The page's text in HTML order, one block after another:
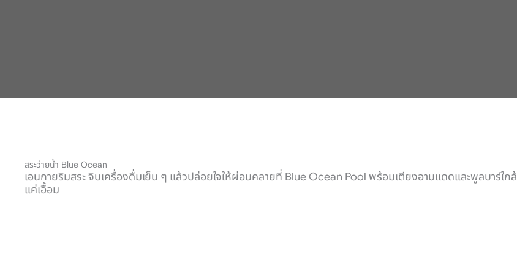
สระว่ายน้ำ Blue Ocean
เอนกายริมสระ จิบเครื่องดื่มเย็น ๆ แล้วปล่อยใจให้ผ่อนคลายที่ Blue Ocean Pool พร้อมเตียงอาบแดดและพูลบาร์ใกล้
แค่เอื้อม